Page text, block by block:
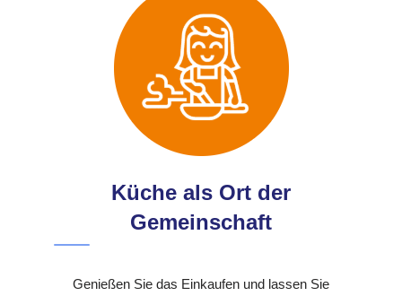
Küche als Ort der
Gemeinschaft
Genießen Sie das Einkaufen und lassen Sie